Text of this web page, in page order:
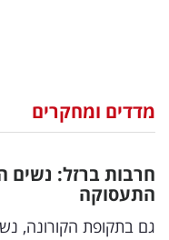
וצרכנות
דיגיטל
וטק
מדדים ומחקרים
חרבות ברזל: נשים
התעסוקה
גם בתקופת הקורונה,